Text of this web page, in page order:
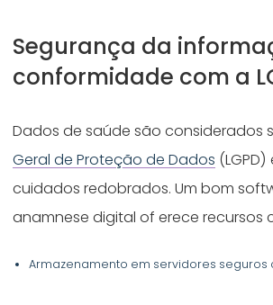
Segurança da
conformidade com a
Dados de saúde são considerados
Geral de Proteção de Dados
cuidados redobrados. Um bom
anamnese digital of erece recursos
Armazenamento em servidores seguros